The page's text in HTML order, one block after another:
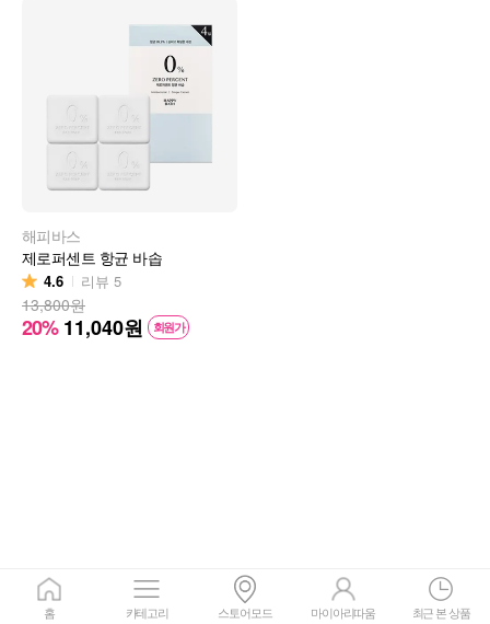
해피바스
제로퍼센트 항균 바솝
4.6 리뷰 5
13,800원
20% 11,040원 회원가
홈 카테고리 스토어모드 마이아리따움 최근 본 상품